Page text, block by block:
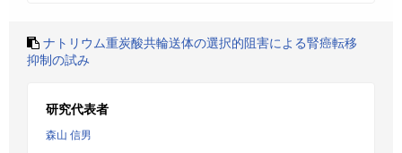
ナトリウム重炭酸共輪送体の選択的阻害による腎癌転移
抑制の試み
研究代表者
森山 信男